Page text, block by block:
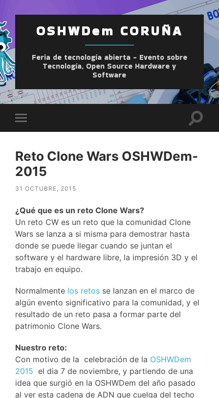
OSHWDem CORUÑA
Feria de tecnología abierta - Evento sobre
Tecnología, Open Source Hardware y
Software
el
Reto Clone Wars OSHWDem-
2015
31 OCTUBRE, 2015
¿Qué que es un reto Clone Wars?
Un reto CW es un reto que la comunidad Clone
Wars se lanza a si misma para demostrar hasta
donde se puede llegar cuando se juntan el
software y el hardware libre, la impresión 3D y el
trabajo en equipo.
Normalmente los retos se lanzan en el marco de
algún evento significativo para la comunidad, y el
resultado de un reto pasa a formar parte del
patrimonio Clone Wars.
Nuestro reto:
Con motivo de la celebración de la OSHWDem
2015 el dia 7 de noviembre, y partiendo de una
idea que surgió en la OSHWDem del año pasado
al ver esta cadena de ADN que cuelga del techo